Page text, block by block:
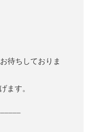
待ちしておりま
ます。